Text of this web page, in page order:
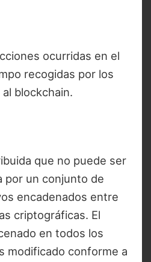
ocurridas en el
recogidas por los
blockchain.
que no puede ser
por un conjunto de
encadenados entre
criptográficas. El
en todos los
modificado conforme a